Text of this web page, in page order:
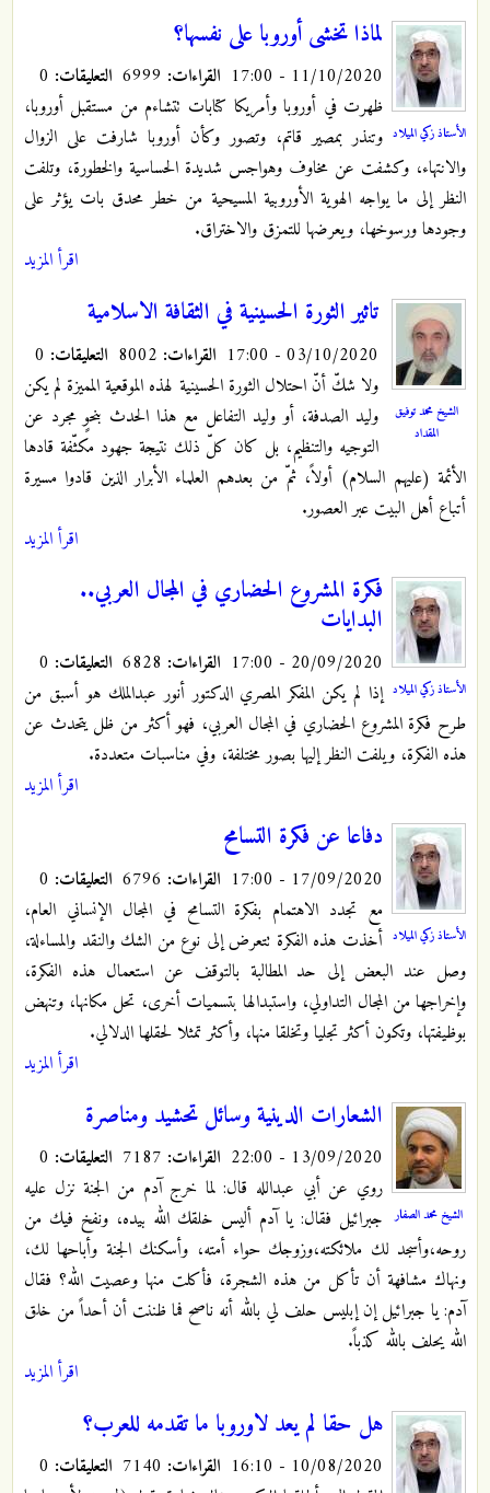
الأستاذ زكي الميلاد
لماذا تخشى أوروبا على نفسها؟
11/10/2020 - 17:00 القراءات: التعليقات:
ظهرت في أوروبا وأمريكا كتابات تتشاءم من مستقبل أوروبا،
وتنذر بمصير قاتم، وتصور وكأن أوروبا شارفت على الزوال
والانتهاء، وكشفت عن مخاوف وهواجس شديدة الحساسية والخطورة، وتلفت
النظر إلى ما يواجه الهوية الأوروبية المسيحية من خطر محدق بات يؤثر على
وجودها ورسوخها، ويعرضها للتمزق والاختراق.
اقرأ المزيد
الشيخ محمد توفيق
المقداد
تاثير الثورة الحسينية في الثقافة الاسلامية
03/10/2020 - 17:00 القراءات: التعليقات:
ولا شكّ أنّ احتلال الثورة الحسينية لهذه الموقعية المميزة لم يكن
وليد الصدفة، أو وليد التفاعل مع هذا الحدث بنحوٍ مجرد عن
التوجيه والتنظيم، بل كان كلّ ذلك نتيجة جهود مكثّفة قادها
الأئمة (عليهم السلام) أولاً، ثمّ من بعدهم العلماء الأبرار الذين قادوا مسيرة
أتباع أهل البيت عبر العصور.
اقرأ المزيد
الأستاذ زكي الميلاد
فكرة المشروع الحضاري في المجال العربي..
البدايات
20/09/2020 - 17:00 القراءات: التعليقات:
إذا لم يكن المفكر المصري الدكتور أنور عبدالملك هو أسبق من
طرح فكرة المشروع الحضاري في المجال العربي، فهو أكثر من ظل يتحدث عن
هذه الفكرة، ويلفت النظر إليها بصور مختلفة، وفي مناسبات متعددة.
اقرأ المزيد
الأستاذ زكي الميلاد
دفاعا عن فكرة التسامح
17/09/2020 - 17:00 القراءات: التعليقات:
مع تجدد الاهتمام بفكرة التسامح في المجال الإنساني العام،
أخذت هذه الفكرة تتعرض إلى نوع من الشك والنقد والمساءلة،
وصل عند البعض إلى حد المطالبة بالتوقف عن استعمال هذه الفكرة،
وإخراجها من المجال التداولي، واستبدالها بتسميات أخرى، تحل مكانها، وتنهض
بوظيفتها، وتكون أكثر تجليا وتخلقا منها، وأكثر تمثلا لحقلها الدلالي.
اقرأ المزيد
الشيخ محمد الصفار
الشعارات الدينية وسائل تحشيد ومناصرة
13/09/2020 - 22:00 القراءات: التعليقات:
روي عن أبي عبدالله قال: لما خرج آدم من الجنة نزل عليه
جبرائيل فقال: يا آدم أليس خلقك الله بيده، ونفخ فيك من
روحه،وأسجد لك ملائكته،وزوجك حواء أمته، وأسكنك الجنة وأباحها لك،
ونهاك مشافهة أن تأكل من هذه الشجرة، فأكلت منها وعصيت الله؟ فقال
آدم: يا جبرائيل إن إبليس حلف لي بالله أنه ناصح فما ظننت أن أحداً من خلق
الله يحلف بالله كذباً.
اقرأ المزيد
هل حقا لم يعد لاوروبا ما تقدمه للعرب؟
10/08/2020 - 16:10 القراءات: التعليقات: